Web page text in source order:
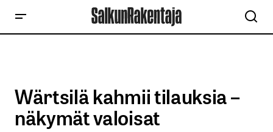
Wärtsilä kahmii tilauksia –
näkymät valoisat